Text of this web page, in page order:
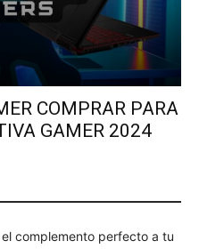
COMPRAR PARA
GAMER 2024
complemento perfecto a tu